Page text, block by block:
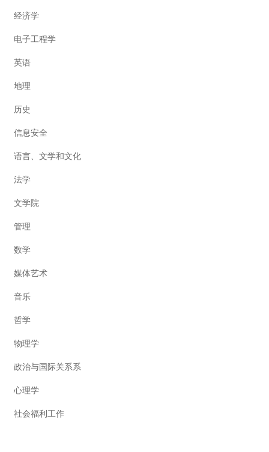
经济学
电子工程学
英语
地理
历史
信息安全
语言、文学和文化
法学
文学院
管理
数学
媒体艺术
音乐
哲学
物理学
政治与国际关系系
心理学
社会福利工作